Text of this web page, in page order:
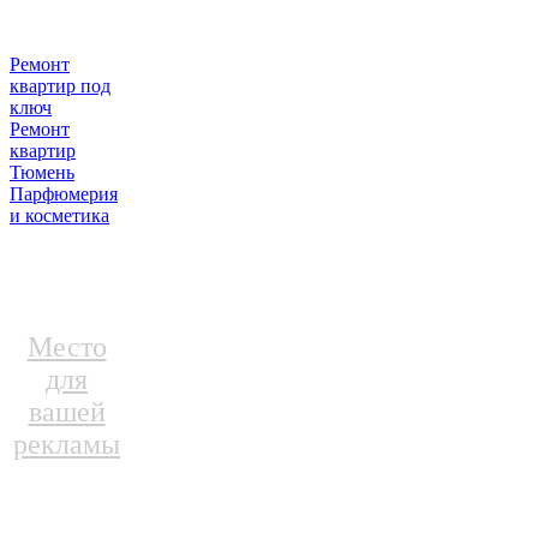
Ремонт
квартир под
ключ
Ремонт
квартир
Тюмень
Парфюмерия
и косметика
Место
для
вашей
рекламы